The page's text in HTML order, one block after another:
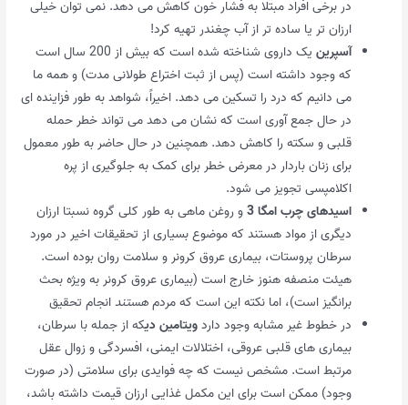
در برخی افراد مبتلا به فشار خون کاهش می دهد. نمی توان خیلی
ارزان تر یا ساده تر از آب چغندر تهیه کرد!
آسپرین
یک داروی شناخته شده است که بیش از 200 سال است
که وجود داشته است (پس از ثبت اختراع طولانی مدت) و همه ما
می دانیم که درد را تسکین می دهد. اخیراً، شواهد به طور فزاینده ای
در حال جمع آوری است که نشان می دهد می تواند خطر حمله
قلبی و سکته را کاهش دهد. همچنین در حال حاضر به طور معمول
برای زنان باردار در معرض خطر برای کمک به جلوگیری از پره
اکلامپسی تجویز می شود.
اسیدهای چرب امگا 3 و روغن ماهی به طور کلی گروه نسبتا ارزان
دیگری از مواد هستند که موضوع بسیاری از تحقیقات اخیر در مورد
سرطان پروستات، بیماری عروق کرونر و سلامت روان بوده است.
هیئت منصفه هنوز خارج است (بیماری عروق کرونر به ویژه بحث
برانگیز است)، اما نکته این است که مردمهستندانجام تحقیق
در خطوط غیر مشابه وجود داردویتامین دیکه از جمله با سرطان،
بیماری های قلبی عروقی، اختلالات ایمنی، افسردگی و زوال عقل
مرتبط است. مشخص نیست که چه فوایدی برای سلامتی (در صورت
وجود) ممکن است برای این مکمل غذایی ارزان قیمت داشته باشد،